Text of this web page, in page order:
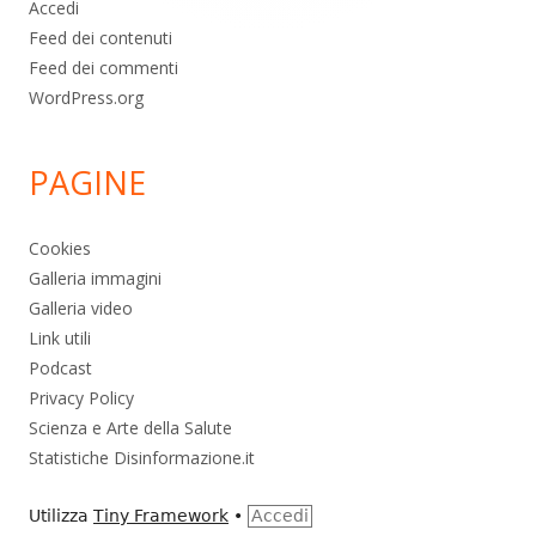
Accedi
Feed dei contenuti
Feed dei commenti
WordPress.org
PAGINE
Cookies
Galleria immagini
Galleria video
Link utili
Podcast
Privacy Policy
Scienza e Arte della Salute
Statistiche Disinformazione.it
Utilizza Tiny Framework • Accedi